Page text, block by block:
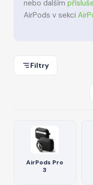
nebo dalším
AirPods v sekci
Filtry
AirPods Pro
3